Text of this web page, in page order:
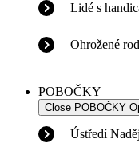
Lidé s
Ohrožené
POBOČKY
Close POBOČKY
Ústředí